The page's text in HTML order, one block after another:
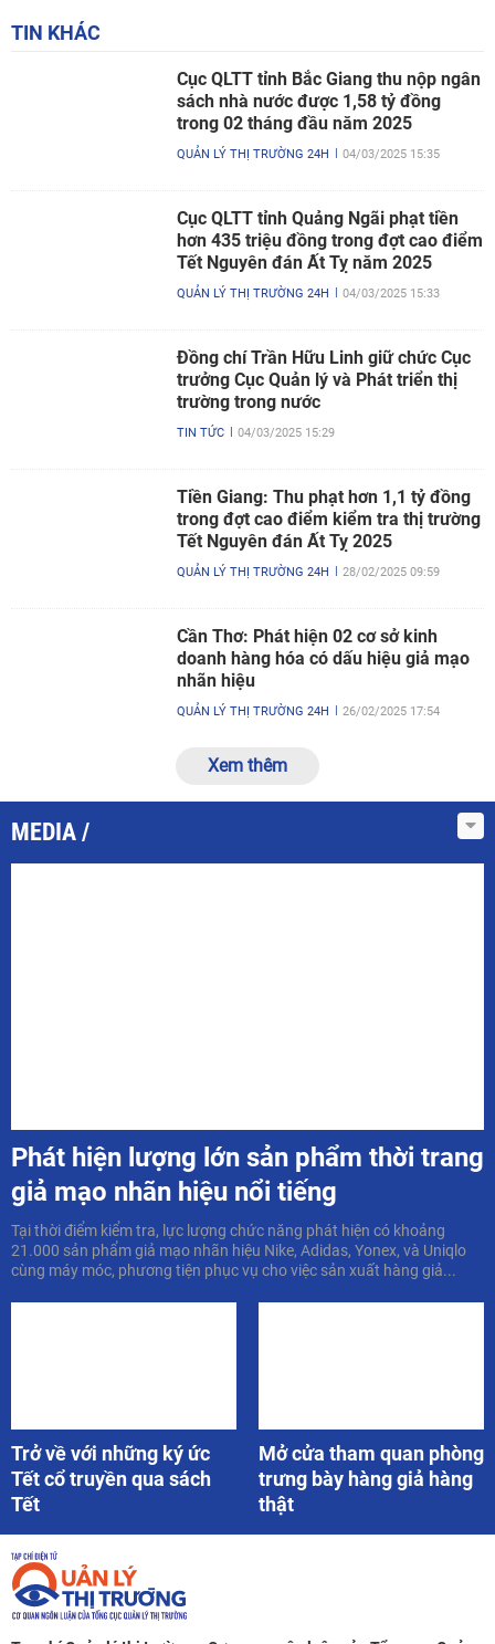
TIN KHÁC
Cục QLTT tỉnh Bắc Giang thu nộp ngân
sách nhà nước được 1,58 tỷ đồng
trong 02 tháng đầu năm 2025
QUẢN LÝ THỊ TRƯỜNG 24H 04/03/2025 15:35
Cục QLTT tỉnh Quảng Ngãi phạt tiền
hơn 435 triệu đồng trong đợt cao điểm
Tết Nguyên đán Ất Tỵ năm 2025
QUẢN LÝ THỊ TRƯỜNG 24H 04/03/2025 15:33
Đồng chí Trần Hữu Linh giữ chức Cục
trưởng Cục Quản lý và Phát triển thị
trường trong nước
TIN TỨC 04/03/2025 15:29
Tiền Giang: Thu phạt hơn 1,1 tỷ đồng
trong đợt cao điểm kiểm tra thị trường
Tết Nguyên đán Ất Tỵ 2025
QUẢN LÝ THỊ TRƯỜNG 24H 28/02/2025 09:59
Cần Thơ: Phát hiện 02 cơ sở kinh
doanh hàng hóa có dấu hiệu giả mạo
nhãn hiệu
QUẢN LÝ THỊ TRƯỜNG 24H 26/02/2025 17:54
Xem thêm
MEDIA
Phát hiện lượng lớn sản phẩm thời trang
giả mạo nhãn hiệu nổi tiếng
Tại thời điểm kiểm tra, lực lượng chức năng phát hiện có khoảng
21.000 sản phẩm giả mạo nhãn hiệu Nike, Adidas, Yonex, và Uniqlo
cùng máy móc, phương tiện phục vụ cho việc sản xuất hàng giả...
Trở về với những ký ức
Tết cổ truyền qua sách
Tết
Mở cửa tham quan phòng
trưng bày hàng giả hàng
thật